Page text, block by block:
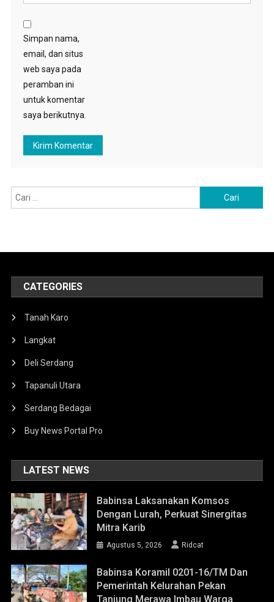
Simpan nama,
email, dan situs
web saya pada
peramban ini
untuk komentar
saya berikutnya.
untuk:
CATEGORIES
Tanah Karo
Langkat
Deli Serdang
Tapanuli Utara
Serdang Bedagai
Buy News Portal Pro
LATEST NEWS
Babinsa Laksanakan Komsos
Dengan Lurah, Perkuat Sinergitas
Mitra Karib
Agustus 5, 2026 Ridcat
Babinsa Koramil 0201-16/TM Dan
Pemerintah Kelurahan Pekan
Tanjung Merawa Imbau Warga